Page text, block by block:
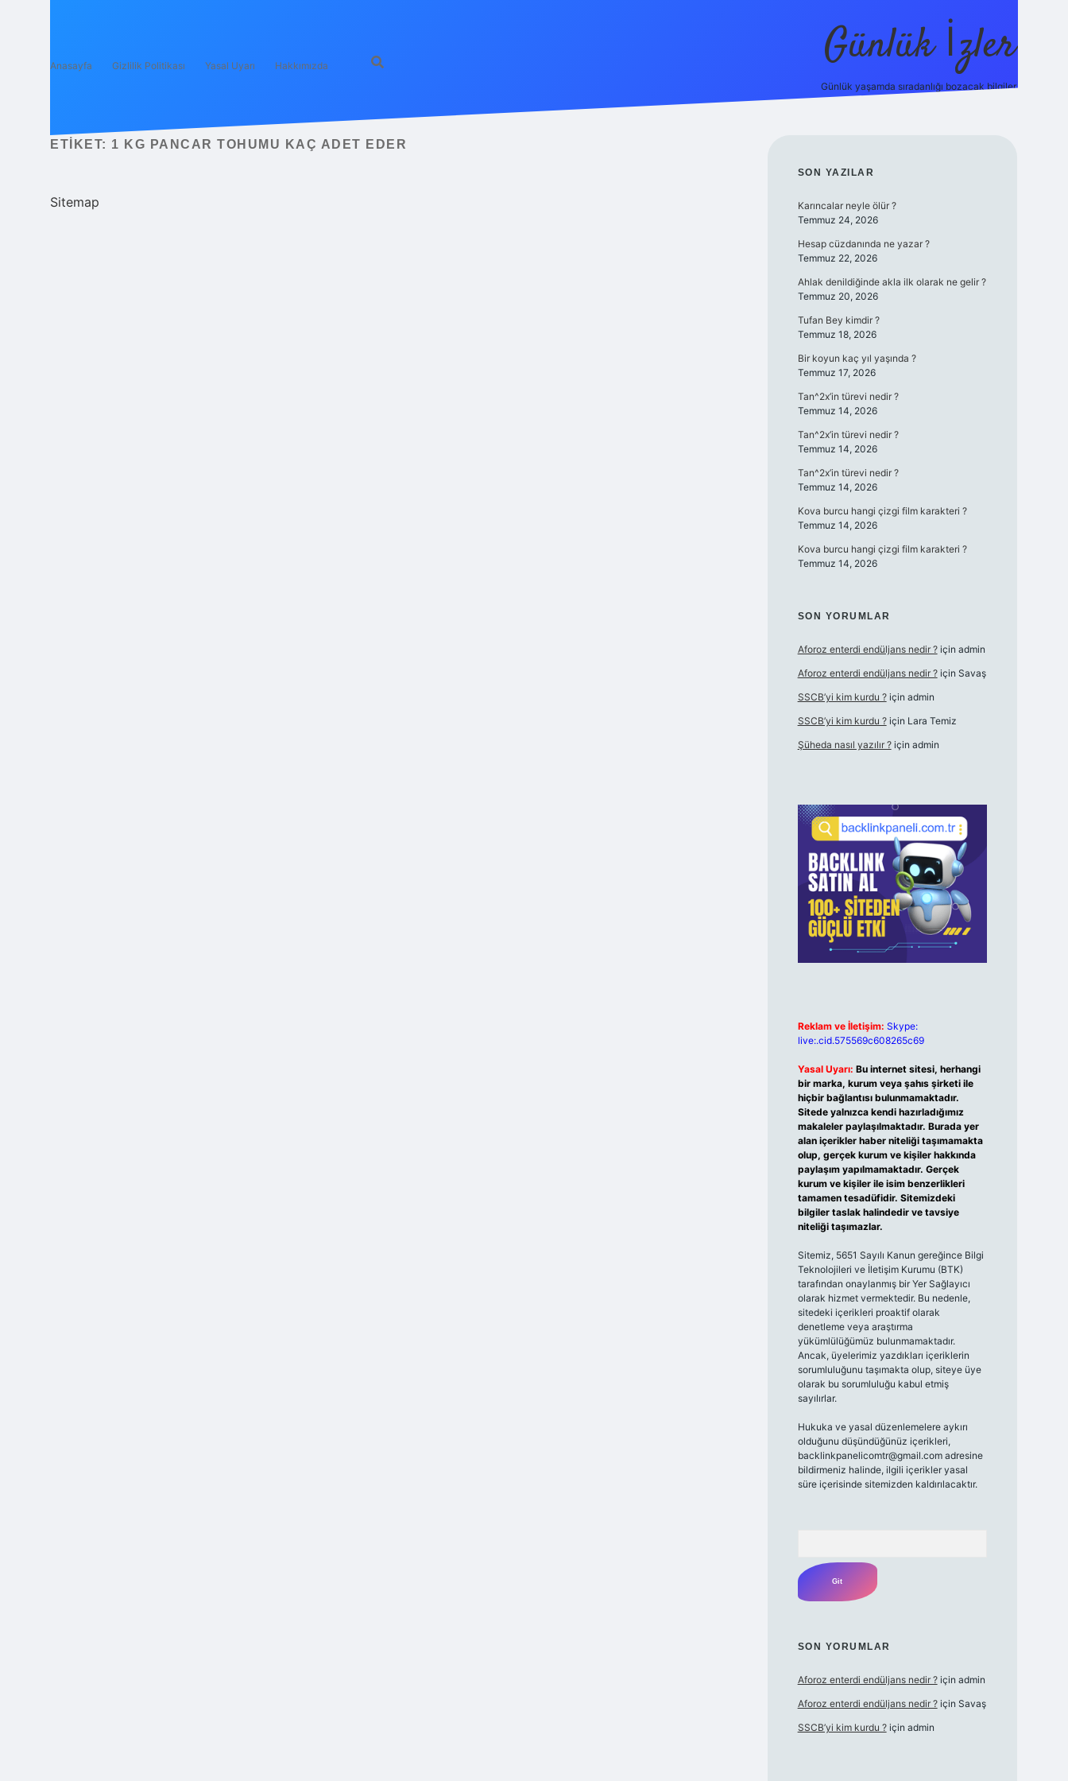
Anasayfa Gizlilik Politikası Yasal Uyarı Hakkımızda Günlük İzler
Günlük yaşamda sıradanlığı bozacak bilgiler.
ETIKET: 1 KG PANCAR TOHUMU KAÇ ADET EDER
Sitemap
SIDEBAR
SON YAZILAR
Karıncalar neyle ölür ?
Temmuz 24, 2026
Hesap cüzdanında ne yazar ?
Temmuz 22, 2026
Ahlak denildiğinde akla ilk olarak ne gelir ?
Temmuz 20, 2026
Tufan Bey kimdir ?
Temmuz 18, 2026
Bir koyun kaç yıl yaşında ?
Temmuz 17, 2026
Tan^2x’in türevi nedir ?
Temmuz 14, 2026
Tan^2x’in türevi nedir ?
Temmuz 14, 2026
Tan^2x’in türevi nedir ?
Temmuz 14, 2026
Kova burcu hangi çizgi film karakteri ?
Temmuz 14, 2026
Kova burcu hangi çizgi film karakteri ?
Temmuz 14, 2026
SON YORUMLAR
Aforoz enterdi endüljans nedir ?için admin
Aforoz enterdi endüljans nedir ?için Savaş
SSCB’yi kim kurdu ?için admin
SSCB’yi kim kurdu ?için Lara Temiz
Şüheda nasıl yazılır ?için admin
Reklam ve İletişim: Skype:
live:.cid.575569c608265c69
Yasal Uyarı: Bu internet sitesi, herhangi
bir marka, kurum veya şahıs şirketi ile
hiçbir bağlantısı bulunmamaktadır.
Sitede yalnızca kendi hazırladığımız
makaleler paylaşılmaktadır. Burada yer
alan içerikler haber niteliği taşımamakta
olup, gerçek kurum ve kişiler hakkında
paylaşım yapılmamaktadır. Gerçek
kurum ve kişiler ile isim benzerlikleri
tamamen tesadüfidir. Sitemizdeki
bilgiler taslak halindedir ve tavsiye
niteliği taşımazlar.
Sitemiz, 5651 Sayılı Kanun gereğince Bilgi
Teknolojileri ve İletişim Kurumu (BTK)
tarafından onaylanmış bir Yer Sağlayıcı
olarak hizmet vermektedir. Bu nedenle,
sitedeki içerikleri proaktif olarak
denetleme veya araştırma
yükümlülüğümüz bulunmamaktadır.
Ancak, üyelerimiz yazdıkları içeriklerin
sorumluluğunu taşımakta olup, siteye üye
olarak bu sorumluluğu kabul etmiş
sayılırlar.
Hukuka ve yasal düzenlemelere aykırı
olduğunu düşündüğünüz içerikleri,
backlinkpanelicomtr@gmail.comadresine
bildirmeniz halinde, ilgili içerikler yasal
süre içerisinde sitemizden kaldırılacaktır.
SON YORUMLAR
Aforoz enterdi endüljans nedir ?için admin
Aforoz enterdi endüljans nedir ?için Savaş
SSCB’yi kim kurdu ?için admin